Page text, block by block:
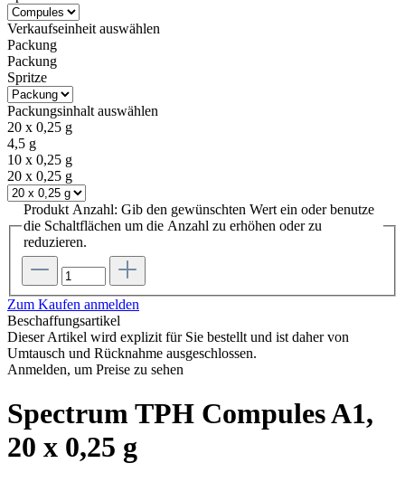
Verkaufseinheit auswählen
Packung
Packung
Spritze
Packungsinhalt auswählen
20 x 0,25 g
4,5 g
10 x 0,25 g
20 x 0,25 g
Produkt Anzahl: Gib den gewünschten Wert ein oder benutze
die Schaltflächen um die Anzahl zu erhöhen oder zu
reduzieren.
Zum Kaufen anmelden
Beschaffungsartikel
Dieser Artikel wird explizit für Sie bestellt und ist daher von
Umtausch und Rücknahme ausgeschlossen.
Anmelden, um Preise zu sehen
Spectrum TPH Compules A1,
20 x 0,25 g